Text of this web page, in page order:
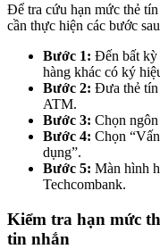
Để tra cứu hạn mức thẻ
cần thực hiện các bước
Bước 1: Đến bất kỳ
hàng khác có ký
Bước 2: Đưa thẻ tín
ATM.
Bước 3: Chọn
Bước 4: Chọn
dụng”.
Bước 5: Màn hình
Techcombank.
Kiểm tra hạn mức
tin nhắn